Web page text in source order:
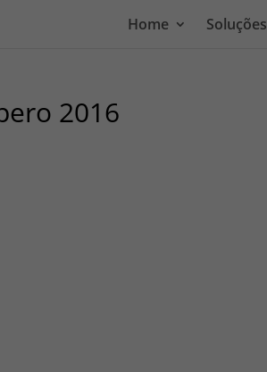
Home Soluções
2016